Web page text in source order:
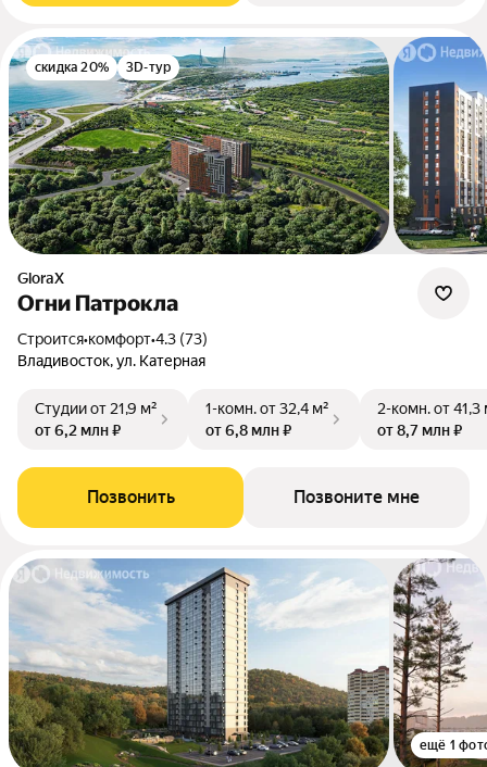
скидка 20% 3D-тур
GloraX
Огни Патрокла
Строится•комфорт•4.3 (73)
Владивосток, ул. Катерная
Студииот 21,9 м²
от 6,2 млн ₽
1-комн.от 32,4 м²
от 6,8 млн ₽
2-комн.от 41,3
от 8,7 млн ₽
Позвонить Позвоните мне
ещё 1